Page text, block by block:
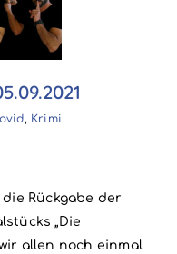
, Krimi
Rückgabe der
„Die
allen noch einmal